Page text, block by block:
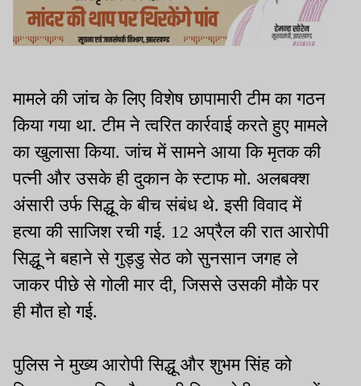
मामले की जांच के लिए विशेष छापामारी टीम का गठन
किया गया था. टीम ने त्वरित कार्रवाई करते हुए मामले
का खुलासा किया. जांच में सामने आया कि मृतक की
पत्नी और उसके ही दुकान के स्टाफ मो. अलबक्श
अंसारी उर्फ सिद्धू के बीच संबंध थे. इसी विवाद में
हत्या की साजिश रची गई. 12 अप्रैल की रात आरोपी
सिद्धू ने बहाने से गुड्डु सेठ को सुनसान जगह ले
जाकर पीछे से गोली मार दी, जिससे उसकी मौके पर
ही मौत हो गई.
पुलिस ने मुख्य आरोपी सिद्धू और शुभम सिंह को